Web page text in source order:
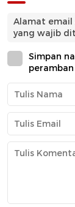
Alamat email
yang wajib
Simpan